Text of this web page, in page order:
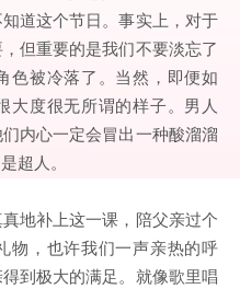
道这个节日。事实上，对于
但重要的是我们不要淡忘了
色被冷落了。当然，即便如
大度很无所谓的样子。男人
内心一定会冒出一种酸溜溜
超人。
地补上这一课，陪父亲过个
物，也许我们一声亲热的呼
到极大的满足。就像歌里唱